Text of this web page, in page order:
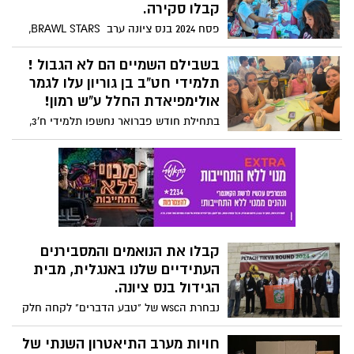
החינוך הממוקם בקצה הגבעה בטירת שלום.
קבלו סקירה.
פסח 2024 בנס ציונה ערב BRAWL STARS,
טורניר קט רגל, סדנאות, הצגות, ומימונה
צעירה – מגוון פעילויות לילדים ולנוער בנס
ציונה במהלך חופשת הפסח. מאות ילדים
הגיעו, לקחו חלק ונהנו ממגוון הפעילויות
השונות אשר ימשיכו גם במהלך חול המועד,
בהובלת אגף קהילה, נוער וצעירים של עיריית
נס ציונה.
בשבילם השמיים הם לא הגבול !
תלמידי חט"ב בן גוריון עלו לגמר
אולימפיאדת החלל ע"ש רמון!
בתחילת חודש פברואר נחשפו תלמידי ח'3,
כיתת עמ"ט מחטיבת בן גוריון, לתחרות שנתית
ביוזמה של סוכנות החלל ובשיתוף הפיקוח על
הוראת המדע הישראלי. הם לקחו את הנושא
ממש ברצינות וביצעו את המשימה היטב, כך
שמבין 348 בתי ספר מכל רחבי הארץ שלקחו
חלק בתחרות, הצליחו ועלו לגמר!
קבלו את הנואמים והמסבירנים
העתידיים שלנו באנגלית, מבית
הגידול בנס ציונה.
נבחרת הwsc של "טבע הדברים" לקחה חלק
בתחרות הארצית שכללה כמעט 500 תלמידים
מכל רחבי הארץ. התחרות World Scholer’s
חויות מערב התיאטרון השנתי של